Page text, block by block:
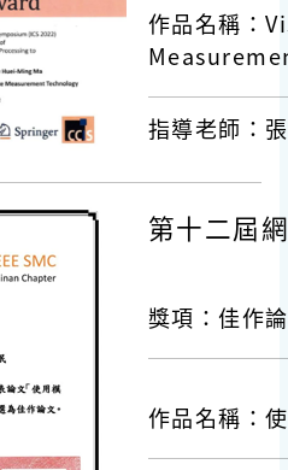
作品名稱：
指導老師：
第十二屆
獎項：佳作
作品名稱：